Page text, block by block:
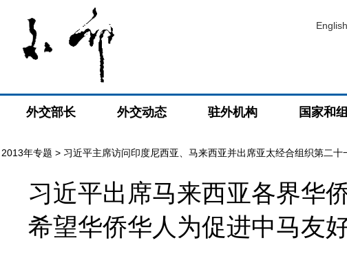
English
外交部长 外交动态 驻外机构 国家和
2013年专题 > 习近平主席访问印度尼西亚、马来西亚并出席亚太经合组织第二十
习近平出席马来西亚各界华
希望华侨华人为促进中马友